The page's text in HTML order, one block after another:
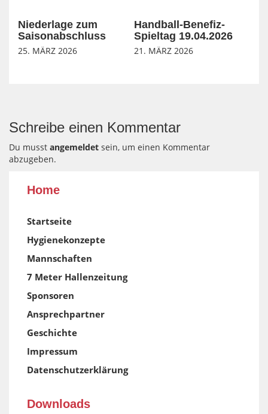
Niederlage zum
Saisonabschluss
25. MÄRZ 2026
Handball-Benefiz-
Spieltag 19.04.2026
21. MÄRZ 2026
Schreibe einen Kommentar
Du musst angemeldet sein, um einen Kommentar
abzugeben.
Home
Startseite
Hygienekonzepte
Mannschaften
7 Meter Hallenzeitung
Sponsoren
Ansprechpartner
Geschichte
Impressum
Datenschutzerklärung
Downloads